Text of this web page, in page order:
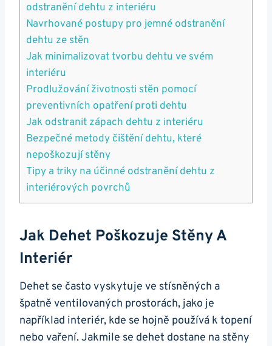
odstranění dehtu⁤ z interiéru
Navrhované postupy pro jemné odstranění‌
dehtu ze stěn
Jak minimalizovat ⁢tvorbu dehtu ve​ svém
interiéru
Prodlužování životnosti stěn pomocí
preventivních opatření proti dehtu
Jak odstranit zápach dehtu⁤ z interiéru
Bezpečné metody čištění dehtu, které
nepoškozují stěny
Tipy a triky na⁢ účinné odstranění dehtu z
‌interiérových povrchů
Jak Dehet Poškozuje Stěny A​
Interiér
Dehet​ se často vyskytuje ve stísněných a
‍špatně ventilovaných‌ prostorách,⁢ jako je
například interiér, kde‌ se hojně používá k topení
nebo vaření. Jakmile‍ se dehet dostane ⁣na stěny